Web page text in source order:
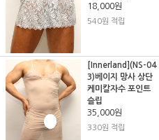
18,000원
540원 적립
[Innerland](NS-04
3)베이지 망사 상단
케미칼자수 포인트
슬립
35,000원
330원 적립